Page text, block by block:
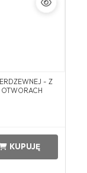
- Z
KUPUJĘ